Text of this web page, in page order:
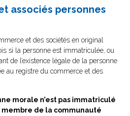
associés personnes
et des sociétés en original
si la personne est immatriculée, ou
de l’existence légale de la personne
au registre du commerce et des
morale n’est pas immatriculé
membre de la communauté